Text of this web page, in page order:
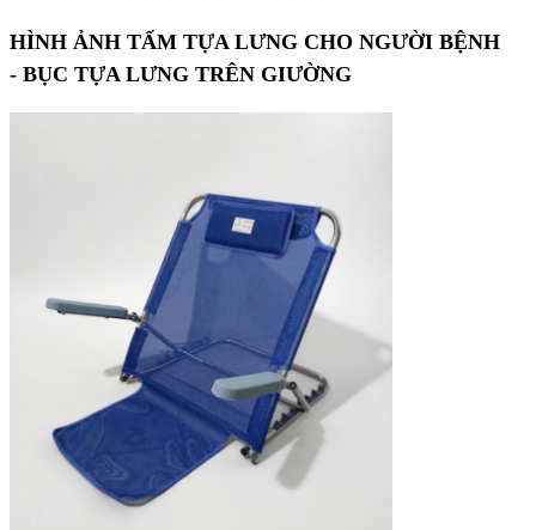
HÌNH ẢNH TẤM TỰA LƯNG CHO NGƯỜI BỆNH
- BỤC TỰA LƯNG TRÊN GIƯỜNG